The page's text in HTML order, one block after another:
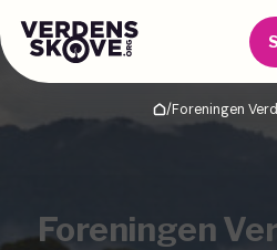
Hjem/Foreningen
Foreningen